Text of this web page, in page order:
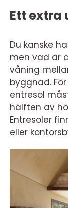
Ett extra
Du kanske
men vad är
våning
byggnad.
entresol
hälften av
Entresoler
eller